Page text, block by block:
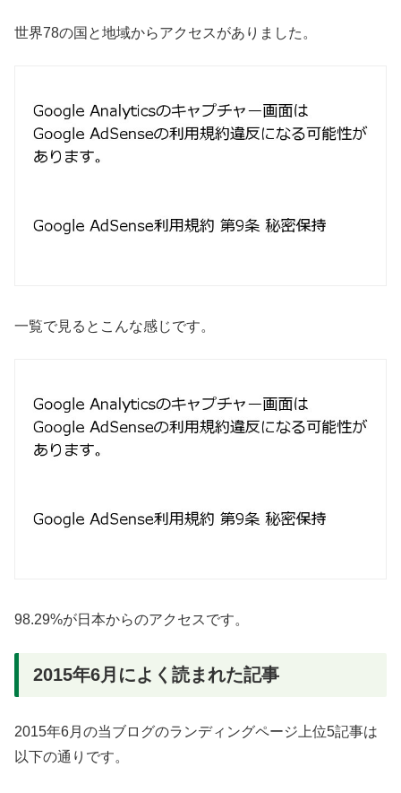
世界78の国と地域からアクセスがありました。
一覧で見るとこんな感じです。
98.29%が日本からのアクセスです。
2015年6月によく読まれた記事
2015年6月の当ブログのランディングページ上位5記事は
以下の通りです。